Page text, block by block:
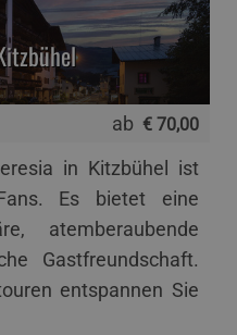
ab € 70,00
in Kitzbühel ist
Es bietet eine
atemberaubende
Gastfreundschaft.
entspannen Sie